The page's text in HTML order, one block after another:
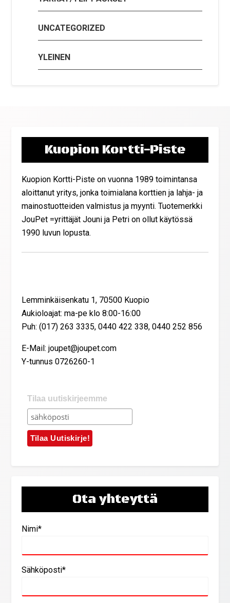
UNCATEGORIZED
YLEINEN
Kuopion Kortti-Piste
Kuopion Kortti-Piste on vuonna 1989 toimintansa
aloittanut yritys, jonka toimialana korttien ja lahja- ja
mainostuotteiden valmistus ja myynti. Tuotemerkki
JouPet =yrittäjät Jouni ja Petri on ollut käytössä
1990 luvun lopusta.
Lemminkäisenkatu 1, 70500 Kuopio
Aukioloajat: ma-pe klo 8:00-16:00
Puh: (017) 263 3335, 0440 422 338, 0440 252 856
E-Mail: joupet@joupet.com
Y-tunnus 0726260-1
Tilaa uutiskirjeemme
Ota yhteyttä
Nimi*
Sähköposti*